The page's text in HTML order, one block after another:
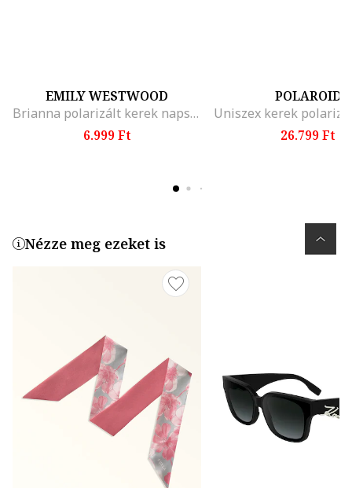
EMILY WESTWOOD
Brianna polarizált kerek napszemüveg, Fekete
6.999 Ft
POLAROID
26.799 Ft
Nézze meg ezeket is